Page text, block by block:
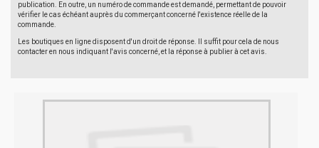
publication. En outre, un numéro de commande est demandé, permettant de pouvoir
vérifier le cas échéant auprès du commerçant concerné l'existence réelle de la
commande.
Les boutiques en ligne disposent d'un droit de réponse. Il suffit pour cela de nous
contacter en nous indiquant l'avis concerné, et la réponse à publier à cet avis.